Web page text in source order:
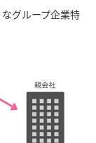
グループ企業特